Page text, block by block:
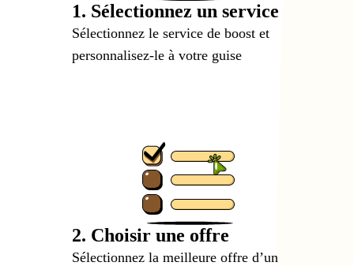
1. Sélectionnez un service
Sélectionnez le service de boost et
personnalisez-le à votre guise
2. Choisir une offre
Sélectionnez la meilleure offre d’un